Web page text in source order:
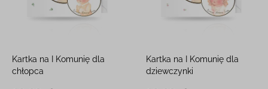
Kartka na I Komunię dla
chłopca
Kartka na I Komunię dla
dziewczynki